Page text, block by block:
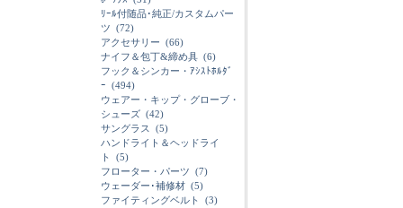
ﾘｰﾙ付随品･純正/カスタムパー
ツ (72)
アクセサリー (66)
ナイフ＆包丁&締め具 (6)
フック＆シンカー・ｱｼｽﾄﾎﾙﾀﾞ
ｰ (494)
ウェアー・キップ・グローブ・
シューズ (42)
サングラス
(5)
ハンドライト＆ヘッドライ
ト
(5)
フローター・パーツ (7)
ウェーダー･補修材 (5)
ファイティングベルト
(3)